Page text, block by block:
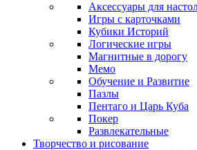
Аксессуары для
Игры с карточками
Кубики Историй
Логические игры
Магнитные в дорогу
Мемо
Обучение и Развитие
Пазлы
Пентаго и Царь Куба
Покер
Развлекательные
Творчество и рисование